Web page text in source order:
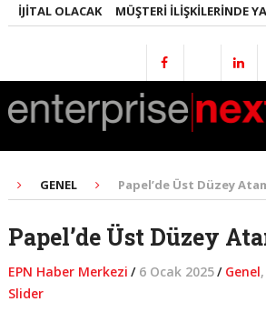
OLACAK MÜŞTERI İLIŞKILERINDE
GENEL Papel’de Üst Düzey
Papel’de Üst Düzey
EPN Haber Merkezi / 6 Ocak 2025/ Genel,
Slider